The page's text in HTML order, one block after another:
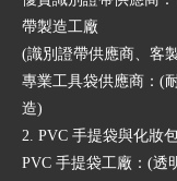
帶製造工廠
(識別證帶供應商、客
專業工具袋供應商：(
造)
2. PVC 手提袋與化妝
PVC 手提袋工廠：(透